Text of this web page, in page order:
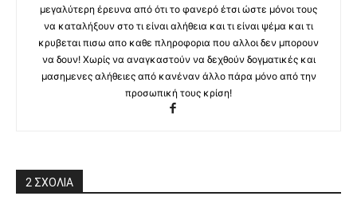
μεγαλύτερη έρευνα από ότι το φανερό έτσι ώστε μόνοι τους
να καταλήξουν στο τι είναι αλήθεια και τι είναι ψέμα και τι
κρυβεται πισω απο καθε πληροφορια που αλλοι δεν μπορουν
να δουν! Χωρίς να αναγκαστούν να δεχθούν δογματικές και
μασημενες αλήθειες από κανέναν άλλο πάρα μόνο από την
προσωπική τους κρίση!
2 ΣΧΟΛΙΑ